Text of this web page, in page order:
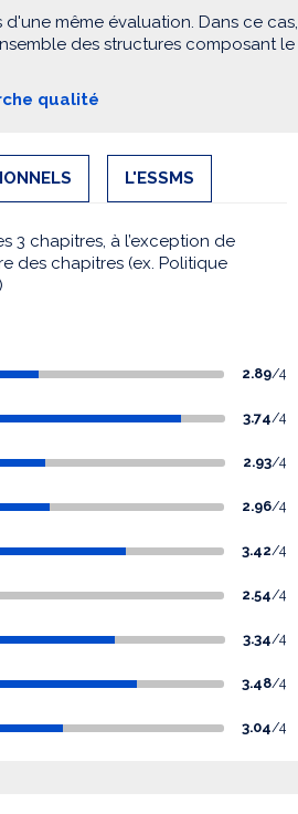
même évaluation. Dans ce cas,
des structures composant le
qualité
L'ESSMS
3 chapitres, à l’exception de
des chapitres (ex. Politique
2.89/4
3.74/4
2.93/4
2.96/4
3.42/4
2.54/4
3.34/4
3.48/4
3.04/4